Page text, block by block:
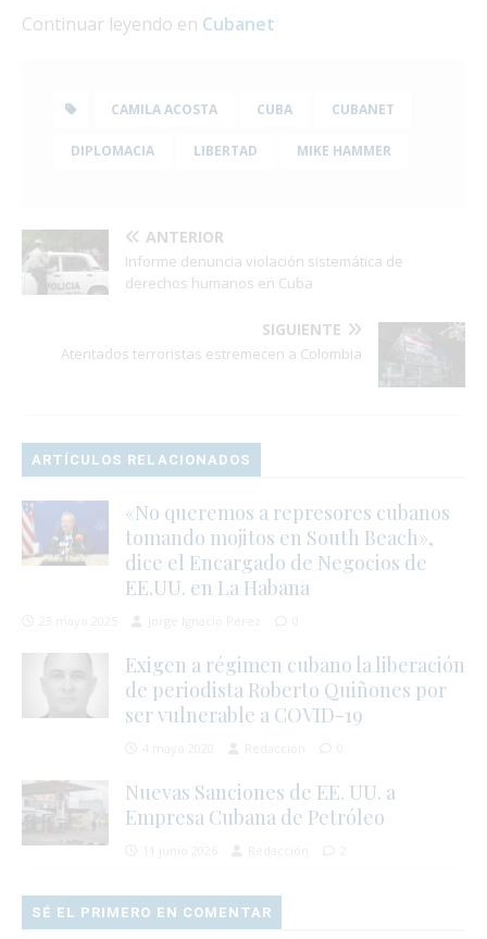
Continuar leyendo en Cubanet
CAMILA ACOSTA CUBA CUBANET
DIPLOMACIA LIBERTAD MIKE HAMMER
ANTERIOR
Informe denuncia violación sistemática de
derechos humanos en Cuba
SIGUIENTE
Atentados terroristas estremecen a Colombia
ARTÍCULOS RELACIONADOS
«No queremos a represores cubanos
tomando mojitos en South Beach»,
dice el Encargado de Negocios de
EE.UU. en La Habana
Exigen a régimen cubano la liberación
de periodista Roberto Quiñones por
ser vulnerable a COVID-19
Nuevas Sanciones de EE. UU. a
Empresa Cubana de Petróleo
SÉ EL PRIMERO EN COMENTAR